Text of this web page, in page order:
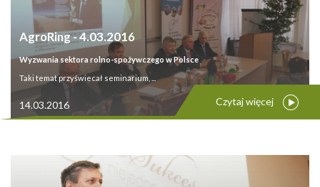
AgroRing - 4.03.2016
Wyzwania sektora rolno-spożywczego w Polsce
Taki temat przyświecał seminarium, ...
14.03.2016 Czytaj więcej